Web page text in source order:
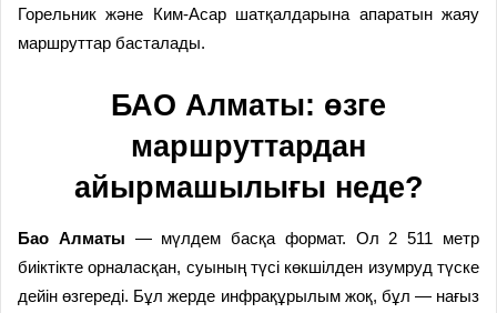
Горельник және Ким-Асар шатқалдарына апаратын жаяу
маршруттар басталады.
БАО Алматы: өзге
маршруттардан
айырмашылығы неде?
Бао Алматы — мүлдем басқа формат. Ол 2 511 метр
биіктікте орналасқан, суының түсі көкшілден изумруд түске
дейін өзгереді. Бұл жерде инфрақұрылым жоқ, бұл — нағыз